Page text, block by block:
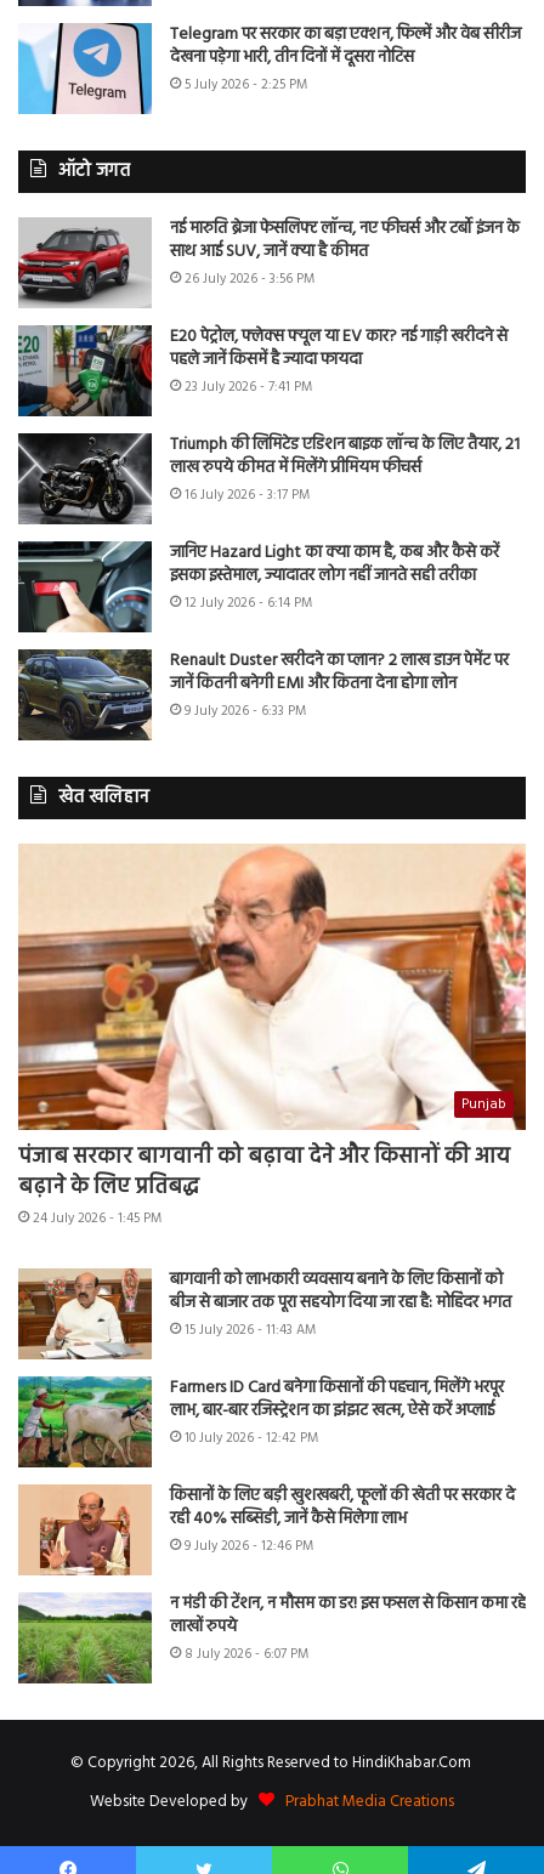
Telegram पर सरकार का बड़ा एक्शन, फिल्में और वेब सीरीज
देखना पड़ेगा भारी, तीन दिनों में दूसरा नोटिस
5 July 2026 - 2:25 PM
ऑटो जगत
नई मारुति ब्रेजा फेसलिफ्ट लॉन्च, नए फीचर्स और टर्बो इंजन के
साथ आई SUV, जानें क्या है कीमत
26 July 2026 - 3:56 PM
E20 पेट्रोल, फ्लेक्स फ्यूल या EV कार? नई गाड़ी खरीदने से
पहले जानें किसमें है ज्यादा फायदा
23 July 2026 - 7:41 PM
Triumph की लिमिटेड एडिशन बाइक लॉन्च के लिए तैयार, 21
लाख रुपये कीमत में मिलेंगे प्रीमियम फीचर्स
16 July 2026 - 3:17 PM
जानिए Hazard Light का क्या काम है, कब और कैसे करें
इसका इस्तेमाल, ज्यादातर लोग नहीं जानते सही तरीका
12 July 2026 - 6:14 PM
Renault Duster खरीदने का प्लान? 2 लाख डाउन पेमेंट पर
जानें कितनी बनेगी EMI और कितना देना होगा लोन
9 July 2026 - 6:33 PM
खेत खलिहान
Punjab
पंजाब सरकार बागवानी को बढ़ावा देने और किसानों की आय
बढ़ाने के लिए प्रतिबद्ध
24 July 2026 - 1:45 PM
बागवानी को लाभकारी व्यवसाय बनाने के लिए किसानों को
बीज से बाजार तक पूरा सहयोग दिया जा रहा है: मोहिंदर भगत
15 July 2026 - 11:43 AM
Farmers ID Card बनेगा किसानों की पहचान, मिलेंगे भरपूर
लाभ, बार-बार रजिस्ट्रेशन का झंझट खत्म, ऐसे करें अप्लाई
10 July 2026 - 12:42 PM
किसानों के लिए बड़ी खुशखबरी, फूलों की खेती पर सरकार दे
रही 40% सब्सिडी, जानें कैसे मिलेगा लाभ
9 July 2026 - 12:46 PM
न मंडी की टेंशन, न मौसम का डर! इस फसल से किसान कमा रहे
लाखों रुपये
8 July 2026 - 6:07 PM
© Copyright 2026, All Rights Reserved to HindiKhabar.Com
Website Developed by
Prabhat Media Creations